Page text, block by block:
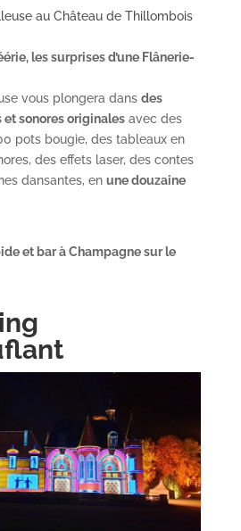
les surprises d’une Flânerie-
vous plongera dans des
sonores originalesavec des
pots bougie, des tableaux en
des effets laser, des contes
dansantes, en une douzaine
et bar à Champagne sur le